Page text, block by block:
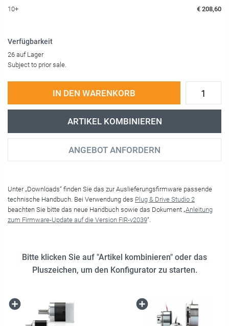
10+ € 208,60
Verfügbarkeit
26 auf Lager
Subject to prior sale.
IN DEN WARENKORB
ARTIKEL KOMBINIEREN
ANGEBOT ANFORDERN
Unter „Downloads“ finden Sie das zur Auslieferungsfirmware passende
technische Handbuch. Bei Verwendung des Plug & Drive Studio 2
beachten Sie bitte das neue Handbuch sowie das Dokument „Anleitung
zum Firmware-Update auf die Version FIR-v2039“.
Bitte klicken Sie auf "Artikel kombinieren" oder das
Pluszeichen, um den Konfigurator zu starten.